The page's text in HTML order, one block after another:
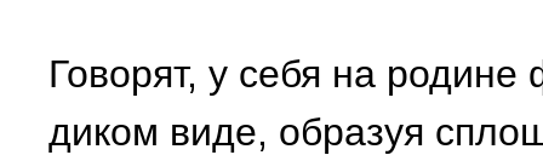
Говорят, у себя на родине
диком виде, образуя